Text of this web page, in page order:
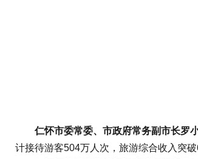
仁怀市委常委、市政府常务副市长罗小
计接待游客504万人次，旅游综合收入突破